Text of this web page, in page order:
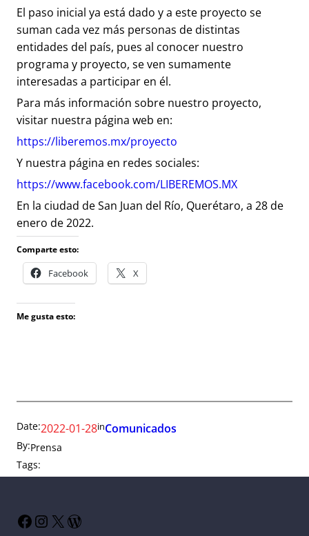
El paso inicial ya está dado y a este proyecto se
suman cada vez más personas de distintas
entidades del país, pues al conocer nuestro
programa y proyecto, se ven sumamente
interesadas a participar en él.
Para más información sobre nuestro proyecto,
visitar nuestra página web en:
https://liberemos.mx/proyecto
Y nuestra página en redes sociales:
https://www.facebook.com/LIBEREMOS.MX
En la ciudad de San Juan del Río, Querétaro, a 28 de
enero de 2022.
Comparte esto:
Facebook X
Me gusta esto:
Date:2022-01-28inComunicados
By:Prensa
Tags:
Facebook Instagram X WordPress